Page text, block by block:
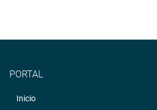
PORTAL
Inicio